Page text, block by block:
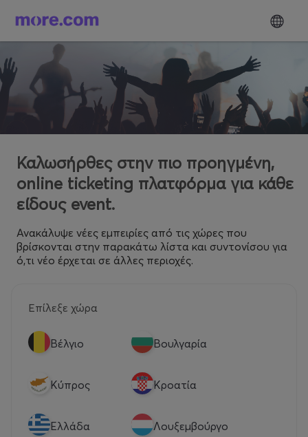
Καλωσήρθες στην πιο προηγμένη,
online ticketing πλατφόρμα για κάθε
είδους event.
Ανακάλυψε νέες εμπειρίες από τις χώρες που
βρίσκονται στην παρακάτω λίστα και συντονίσου για
ό,τι νέο έρχεται σε άλλες περιοχές.
Επίλεξε χώρα
Βέλγιο Βουλγαρία
Κύπρος Κροατία
Eλλάδα Λουξεμβούργο